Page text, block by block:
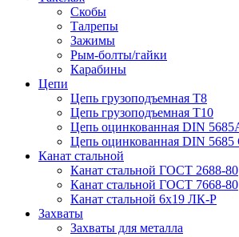
Скобы
Талрепы
Зажимы
Рым-болты/гайки
Карабины
Цепи
Цепь грузоподъемная Т8
Цепь грузоподъемная Т10
Цепь оцинкованная DIN
Цепь оцинкованная DIN 5685
Канат стальной
Канат стальной ГОСТ 2688-80
Канат стальной ГОСТ 7668-80
Канат стальной 6x19 ЛК-Р
Захваты
Захваты для металла